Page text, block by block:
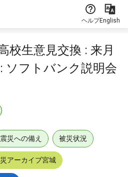
ヘルプEnglish
校生意見交換 : 来月
ソフトバンク説明会
震災への備え 被災状況
アーカイブ宮城